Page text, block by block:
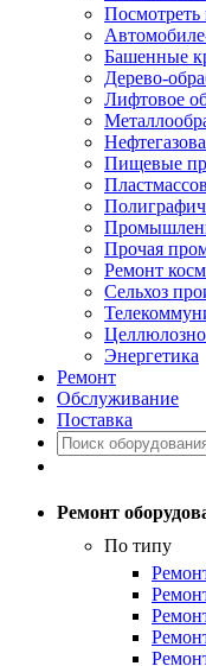
Посмотреть
Башенные
Дерево-
Лифтовое
Пищевые
Прочая
Ремонт
Сельхоз
Энергетика
Ремонт
Обслуживание
Поставка
Ремонт
По типу